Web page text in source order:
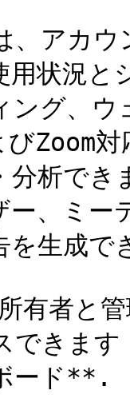
、アカ
用状況
ング、ウ
びZoom
分析で
ー、ミー
を生成で
有者と
できま
ード**.